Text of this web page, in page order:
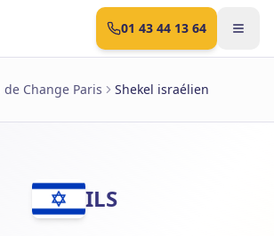
01 43 44 13 64
de Change Paris Shekel israélien
ILS